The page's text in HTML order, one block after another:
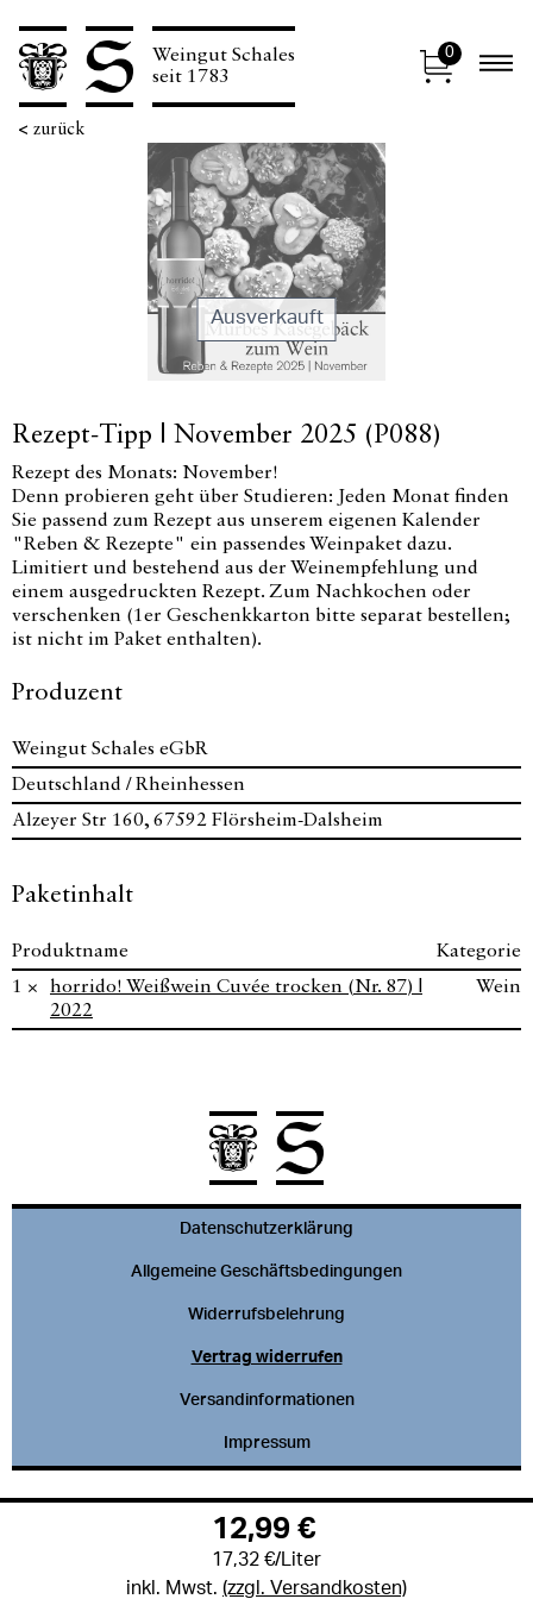
Weingut Schales
seit 1783
0
< zurück
Ausverkauft
Rezept-Tipp | November 2025 (P088)
12,99 €
17,32 €/Liter
inkl. Mwst. (zzgl. Versandkosten)
Rezept des Monats: November!
Denn probieren geht über Studieren: Jeden Monat finden
Sie passend zum Rezept aus unserem eigenen Kalender
"Reben & Rezepte" ein passendes Weinpaket dazu.
Limitiert und bestehend aus der Weinempfehlung und
einem ausgedruckten Rezept. Zum Nachkochen oder
verschenken (1er Geschenkkarton bitte separat bestellen;
ist nicht im Paket enthalten).
Produzent
Weingut Schales eGbR
Deutschland / Rheinhessen
Alzeyer Str 160, 67592 Flörsheim-Dalsheim
Paketinhalt
Produktname
Kategorie
1 ×
horrido! Weißwein Cuvée trocken (Nr. 87) |
2022
Wein
Datenschutzerklärung
Allgemeine Geschäftsbedingungen
Widerrufsbelehrung
Vertrag widerrufen
Versandinformationen
Impressum